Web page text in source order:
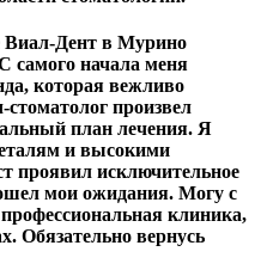
Виал-Дент в Мурино
самого начала меня
которая вежливо
произвел
план лечения. Я
и высокими
проявил исключительное
мои ожидания. Могу с
клиника,
Обязательно вернусь